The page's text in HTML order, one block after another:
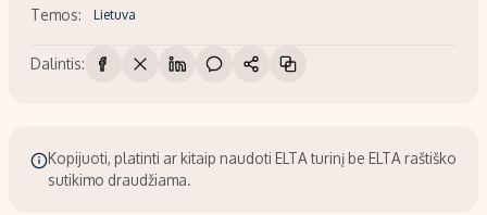
Temos: Lietuva
Dalintis:
Kopijuoti, platinti ar kitaip naudoti ELTA turinį be ELTA raštiško
sutikimo draudžiama.